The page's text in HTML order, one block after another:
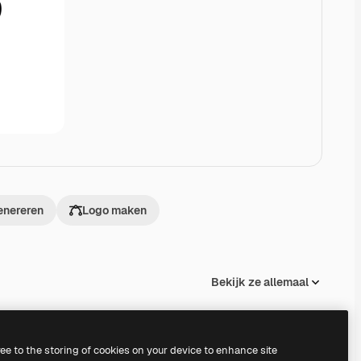
Logo maken
Bekijk ze allemaal
to the storing of cookies on your device to enhance site